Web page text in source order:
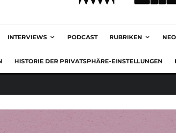
INTERVIEWS PODCAST RUBRIKEN
HISTORIE DER PRIVATSPHÄRE-EINSTELLUNGEN